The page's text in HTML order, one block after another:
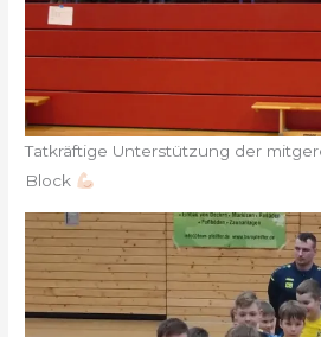
Tatkräftige Unterstützung der
Block